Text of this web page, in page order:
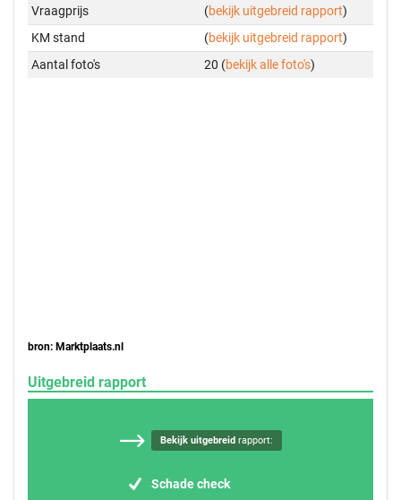
Vraagprijs (bekijk uitgebreid rapport)
KM stand
(bekijk uitgebreid rapport)
Aantal foto's
20 (bekijk alle foto's)
bron: Marktplaats.nl
Uitgebreid rapport
Bekijk uitgebreidrapport:
Schade check